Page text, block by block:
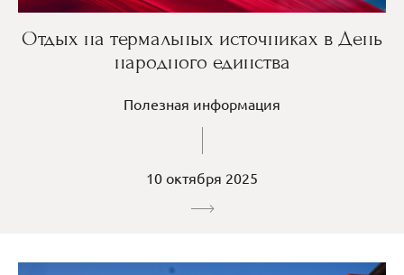
Отдых на термальных источниках в День
народного единства
Полезная информация
10 октября 2025